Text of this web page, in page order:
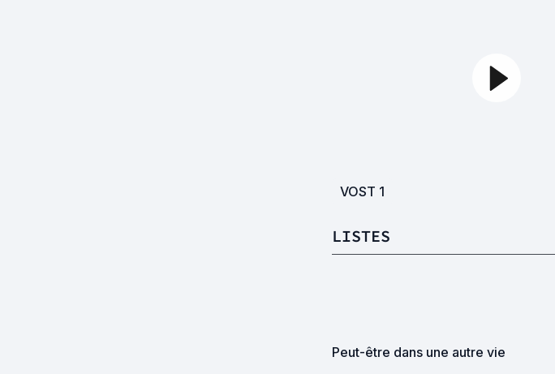
VOST 1
LISTES
Peut-être dans une autre vie